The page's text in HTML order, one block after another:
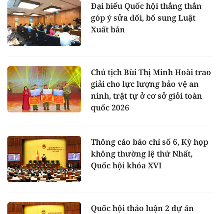
Đại biểu Quốc hội thẳng thắn
góp ý sửa đổi, bổ sung Luật
Xuất bản
Chủ tịch Bùi Thị Minh Hoài trao
giải cho lực lượng bảo vệ an
ninh, trật tự ở cơ sở giỏi toàn
quốc 2026
Thông cáo báo chí số 6, Kỳ họp
không thường lệ thứ Nhất,
Quốc hội khóa XVI
Quốc hội thảo luận 2 dự án